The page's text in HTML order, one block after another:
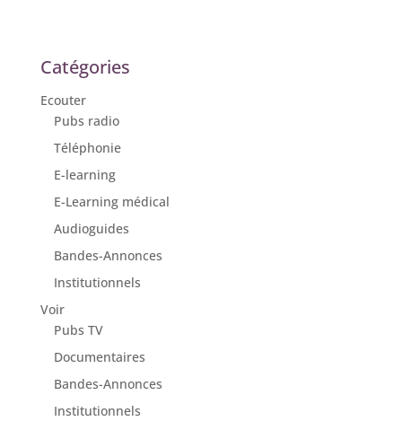
Catégories
Ecouter
Pubs radio
Téléphonie
E-learning
E-Learning médical
Audioguides
Bandes-Annonces
Institutionnels
Voir
Pubs TV
Documentaires
Bandes-Annonces
Institutionnels